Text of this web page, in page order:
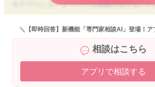
当アプリにまとまっている情報がありました
すね。
９ヶ月～使用できる調味料になります。
いろいろな調味料も少量であれば、使用可能
シピもありますので、よろしければお試し
ご参考までによろしくお願いします。
＼【即時回答】新機能「専門家相談AI」登場！ア
相談はこちら
アプリで相談する